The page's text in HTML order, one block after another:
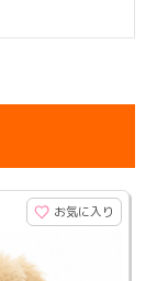
お気に入り